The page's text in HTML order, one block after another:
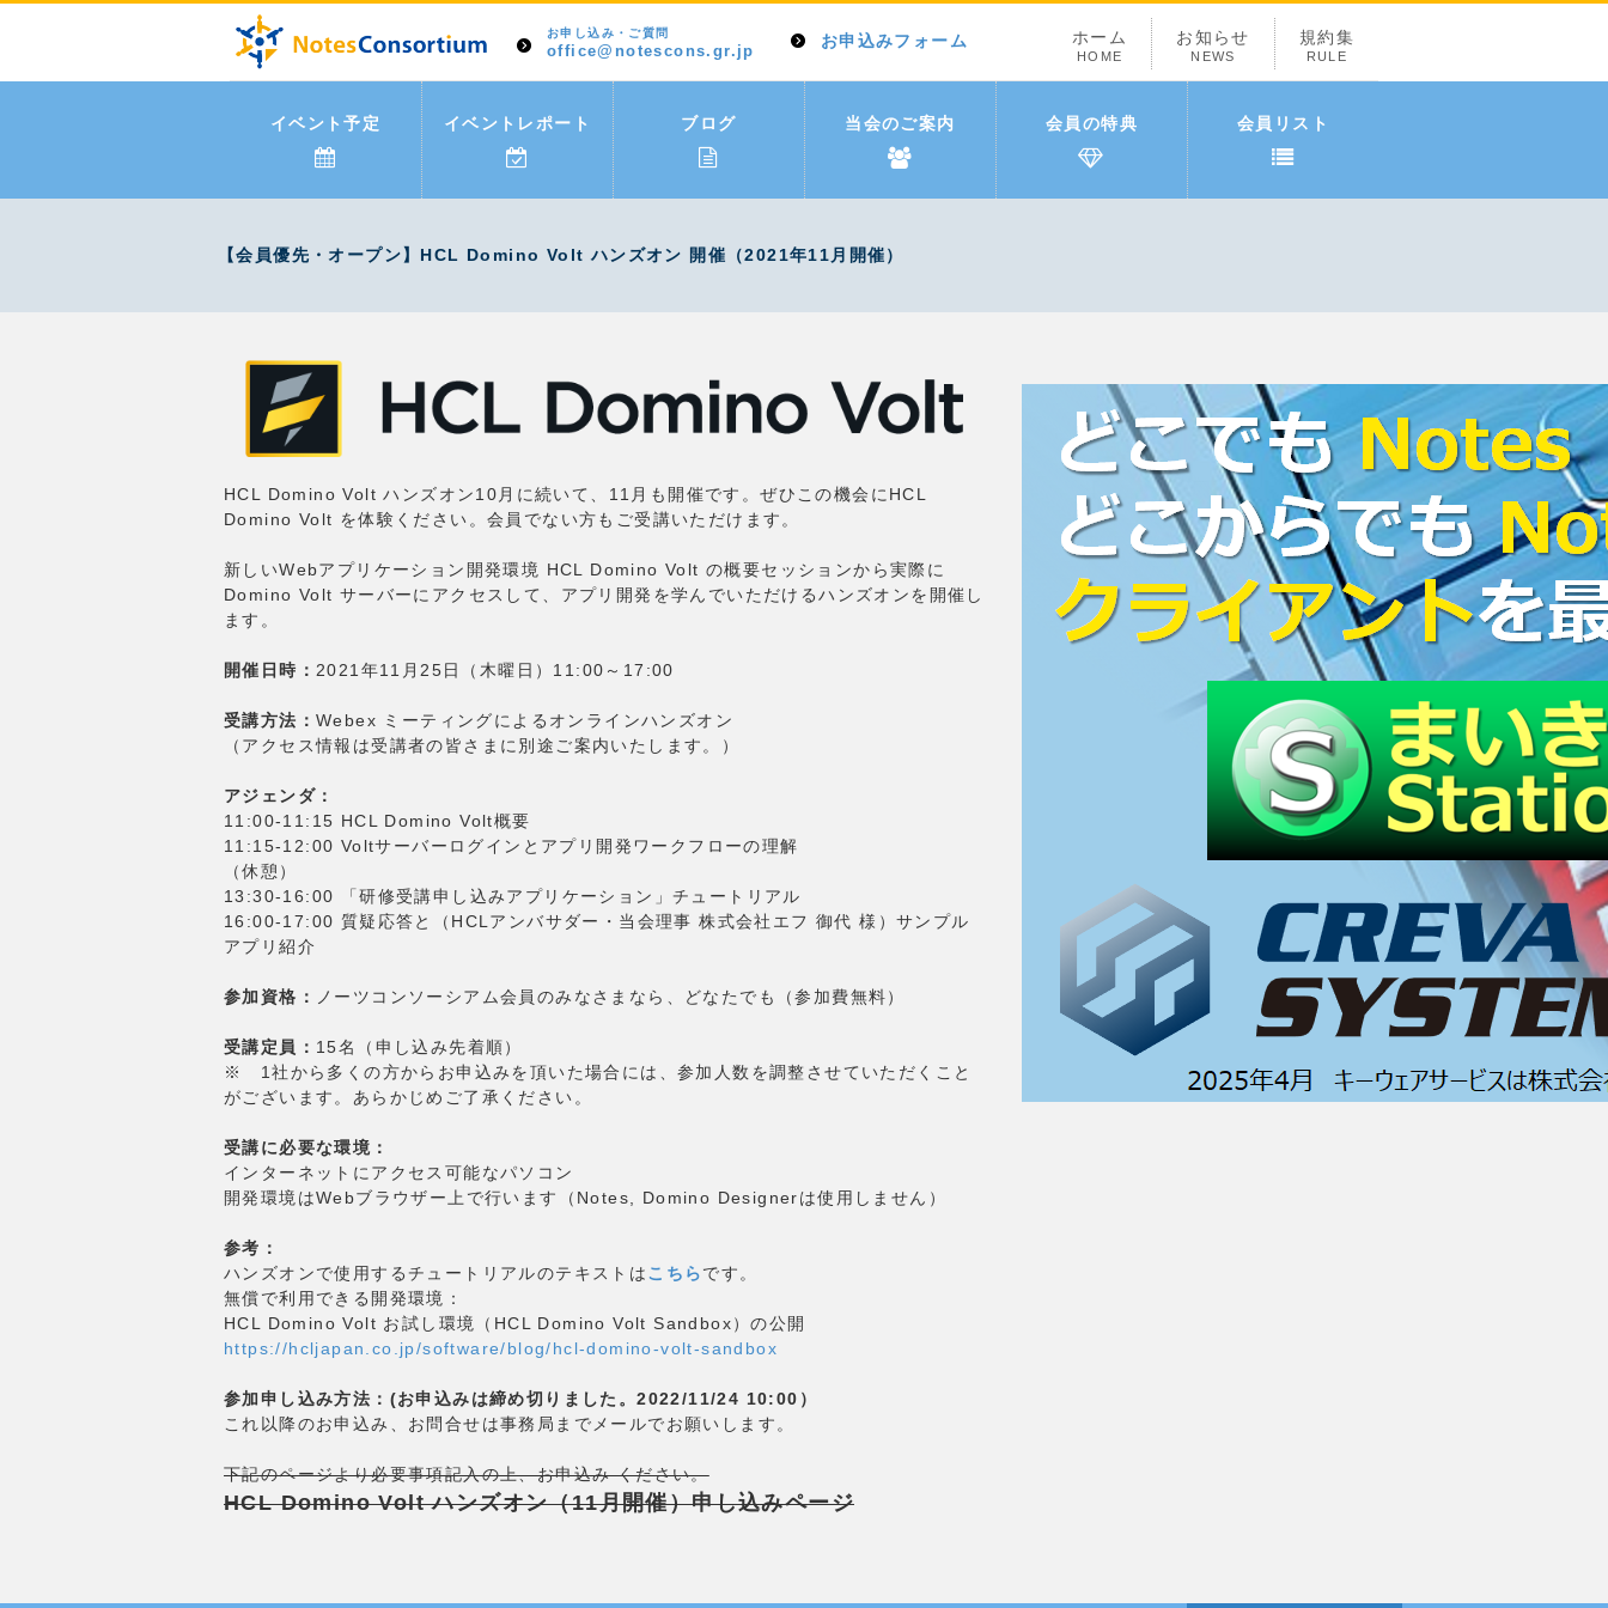
お申し込み・ご質問
office@notescons.gr.jp
お申込みフォーム ホーム
HOME
お知らせ
NEWS
規約集
RULE
イベント予定 イベントレポート ブログ 当会のご案内 会員の特典 会員リスト
【会員優先・オープン】HCL Domino Volt ハンズオン 開催（2021年11月開催）
HCL Domino Volt ハンズオン10月に続いて、11月も開催です。ぜひこの機会にHCL
Domino Volt を体験ください。会員でない方もご受講いただけます。
新しいWebアプリケーション開発環境 HCL Domino Volt の概要セッションから実際に
Domino Volt サーバーにアクセスして、アプリ開発を学んでいただけるハンズオンを開催し
ます。
開催日時： 2021年11月25日（木曜日）11:00～17:00
受講方法： Webex ミーティングによるオンラインハンズオン
（アクセス情報は受講者の皆さまに別途ご案内いたします。）
アジェンダ：
11:00-11:15 HCL Domino Volt概要
11:15-12:00 Voltサーバーログインとアプリ開発ワークフローの理解
（休憩）
13:30-16:00 「研修受講申し込みアプリケーション」チュートリアル
16:00-17:00 質疑応答と（HCLアンバサダー・当会理事 株式会社エフ 御代 様）サンプル
アプリ紹介
参加資格： ノーツコンソーシアム会員のみなさまなら、どなたでも（参加費無料）
受講定員： 15名（申し込み先着順）
※ 1社から多くの方からお申込みを頂いた場合には、参加人数を調整させていただくこと
がございます。あらかじめご了承ください。
受講に必要な環境：
インターネットにアクセス可能なパソコン
開発環境はWebブラウザー上で行います（Notes, Domino Designerは使用しません）
参考：
ハンズオンで使用するチュートリアルのテキストはこちらです。
無償で利用できる開発環境：
HCL Domino Volt お試し環境（HCL Domino Volt Sandbox）の公開
https://hcljapan.co.jp/software/blog/hcl-domino-volt-sandbox
参加申し込み方法：(お申込みは締め切りました。2022/11/24 10:00）
これ以降のお申込み、お問合せは事務局までメールでお願いします。
下記のページより必要事項記入の上、お申込み ください。
HCL Domino Volt ハンズオン（11月開催）申し込みページ